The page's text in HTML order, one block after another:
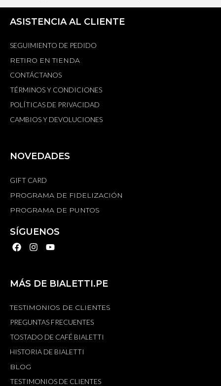
ASISTENCIA AL CLIENTE
SEGUIMIENTO DE PEDIDO
RETIRO EN TIENDA
CONTÁCTANOS
TÉRMINOS Y CONDICIONES
POLÍTICAS DE PRIVACIDAD
CAMBIOS Y DEVOLUCIONES
NOVEDADES
GIFT CARD
PROGRAMA DE FIDELIZACIÓN
PROGRAMA DE PUNTOS
SÍGUENOS
MÁS DE BIALETTI.PE
TESTIMONIOS DE CLIENTES
PREGUNTAS FRECUENTES
TOSTADO DE CAFÉ BIALETTI
HISTORIA DE BIALETTI
BLOG
TESTIMONIOS DE CLIENTES